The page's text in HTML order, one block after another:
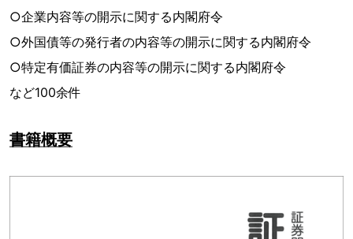
○企業内容等の開示に関する内閣府令
○外国債等の発行者の内容等の開示に関する内閣府令
○特定有価証券の内容等の開示に関する内閣府令
など100余件
書籍概要